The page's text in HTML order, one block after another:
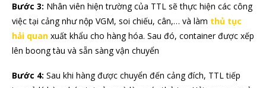
Bước 3: Nhân viên hiện trường của TTL sẽ thực hiện các công
việc tại cảng như nộp VGM, soi chiếu, cân,… và làm thủ tục
hải quan xuất khẩu cho hàng hóa. Sau đó, container được xếp
lên boong tàu và sẵn sàng vận chuyển
Bước 4: Sau khi hàng được chuyển đến cảng đích, TTL tiếp